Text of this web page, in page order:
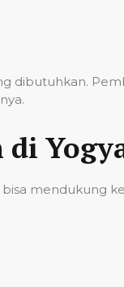
dibutuhkan.
di
mendukung